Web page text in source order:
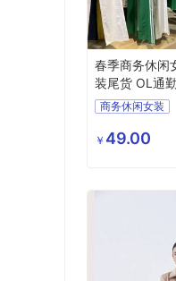
春季商务休闲
装尾货 OL通
源供应
商务休闲女装
￥ 49.00